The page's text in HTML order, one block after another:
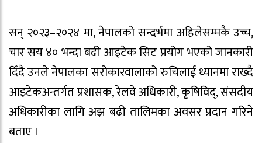
सन् २०२३–२०२४ मा, नेपालको सन्दर्भमा अहिलेसम्मकै उच्च,
चार सय ४० भन्दा बढी आइटेक सिट प्रयोग भएको जानकारी
दिँदै उनले नेपालका सरोकारवालाको रुचिलाई ध्यानमा राख्दै
आइटेकअन्तर्गत प्रशासक, रेलवे अधिकारी, कृषिविद्, संसदीय
अधिकारीका लागि अझ बढी तालिमका अवसर प्रदान गरिने
बताए ।